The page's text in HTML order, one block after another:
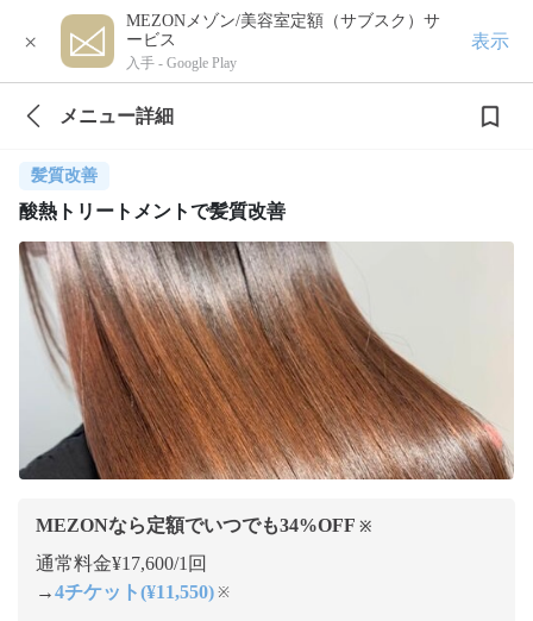
×
MEZONメゾン/美容室定額（サブスク）サ
ービス
入手 - Google Play
表示
メニュー詳細
髪質改善
酸熱トリートメントで髪質改善
MEZONなら定額でいつでも34%OFF ※
通常料金¥17,600/1回
→4チケット(¥11,550) ※